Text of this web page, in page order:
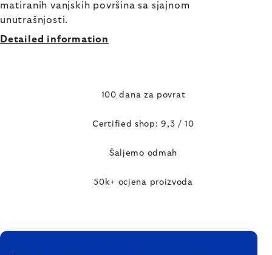
matiranih vanjskih površina sa sjajnom
unutrašnjosti.
Detailed information
100 dana za povrat
Certified shop: 9,3 / 10
Šaljemo odmah
50k+ ocjena proizvoda
FOOTER